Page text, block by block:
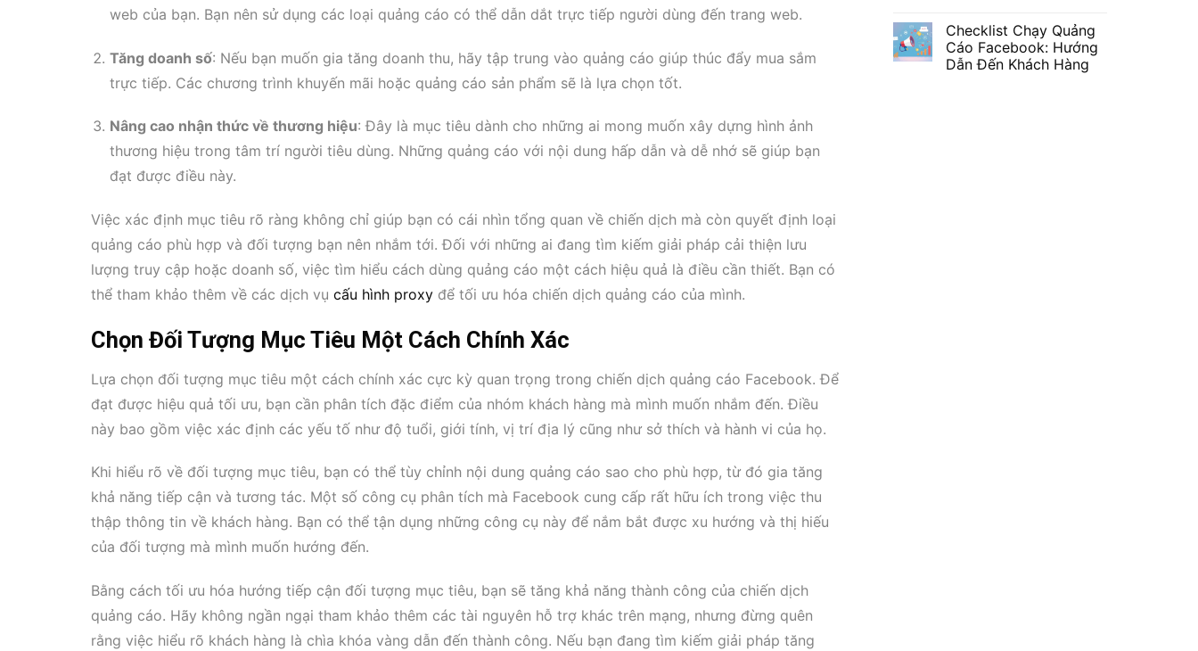
web của bạn. Bạn nên sử dụng các loại quảng cáo có thể dẫn dắt trực tiếp người dùng đến trang web.
Tăng doanh số: Nếu bạn muốn gia tăng doanh thu, hãy tập trung vào quảng cáo giúp thúc đẩy mua sắm
trực tiếp. Các chương trình khuyến mãi hoặc quảng cáo sản phẩm sẽ là lựa chọn tốt.
Nâng cao nhận thức về thương hiệu: Đây là mục tiêu dành cho những ai mong muốn xây dựng hình ảnh
thương hiệu trong tâm trí người tiêu dùng. Những quảng cáo với nội dung hấp dẫn và dễ nhớ sẽ giúp bạn
đạt được điều này.
Việc xác định mục tiêu rõ ràng không chỉ giúp bạn có cái nhìn tổng quan về chiến dịch mà còn quyết định loại
quảng cáo phù hợp và đối tượng bạn nên nhắm tới. Đối với những ai đang tìm kiếm giải pháp cải thiện lưu
lượng truy cập hoặc doanh số, việc tìm hiểu cách dùng quảng cáo một cách hiệu quả là điều cần thiết. Bạn có
thể tham khảo thêm về các dịch vụ cấu hình proxy để tối ưu hóa chiến dịch quảng cáo của mình.
Chọn Đối Tượng Mục Tiêu Một Cách Chính Xác
Lựa chọn đối tượng mục tiêu một cách chính xác cực kỳ quan trọng trong chiến dịch quảng cáo Facebook. Để
đạt được hiệu quả tối ưu, bạn cần phân tích đặc điểm của nhóm khách hàng mà mình muốn nhắm đến. Điều
này bao gồm việc xác định các yếu tố như độ tuổi, giới tính, vị trí địa lý cũng như sở thích và hành vi của họ.
Khi hiểu rõ về đối tượng mục tiêu, bạn có thể tùy chỉnh nội dung quảng cáo sao cho phù hợp, từ đó gia tăng
khả năng tiếp cận và tương tác. Một số công cụ phân tích mà Facebook cung cấp rất hữu ích trong việc thu
thập thông tin về khách hàng. Bạn có thể tận dụng những công cụ này để nắm bắt được xu hướng và thị hiếu
của đối tượng mà mình muốn hướng đến.
Bằng cách tối ưu hóa hướng tiếp cận đối tượng mục tiêu, bạn sẽ tăng khả năng thành công của chiến dịch
quảng cáo. Hãy không ngần ngại tham khảo thêm các tài nguyên hỗ trợ khác trên mạng, nhưng đừng quên
rằng việc hiểu rõ khách hàng là chìa khóa vàng dẫn đến thành công. Nếu bạn đang tìm kiếm giải pháp tăng
Checklist Chạy Quảng
Cáo Facebook: Hướng
Dẫn Đến Khách Hàng